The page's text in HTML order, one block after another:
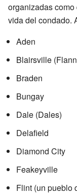
organizadas
vida del condado.
Aden
Blairsville
Braden
Bungay
Dale (Dales)
Delafield
Diamond City
Feakeyville
Flint (un pueblo